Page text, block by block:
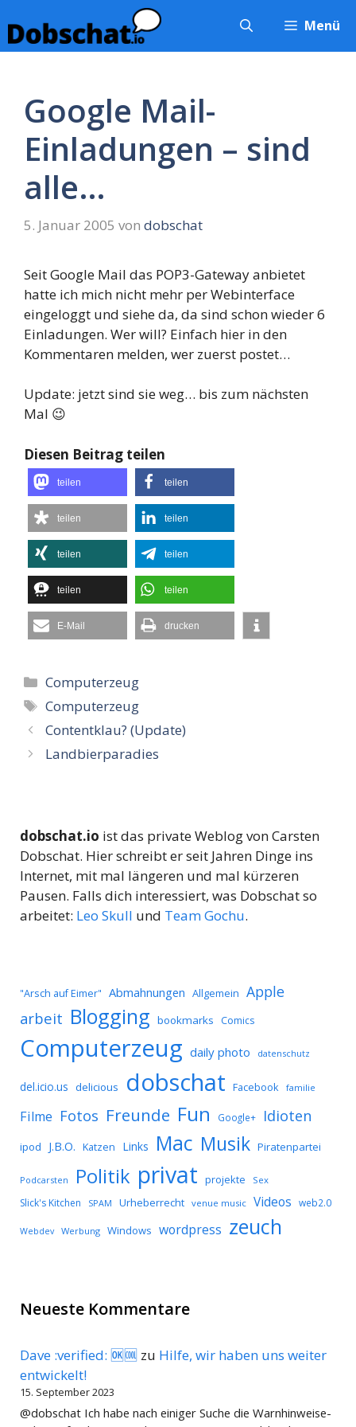
Inhalt
springen
Menü
Google Mail-
Einladungen – sind
alle…
5. Januar 2005 von dobschat
Seit Google Mail das POP3-Gateway anbietet
hatte ich mich nicht mehr per Webinterface
eingeloggt und siehe da, da sind schon wieder 6
Einladungen. Wer will? Einfach hier in den
Kommentaren melden, wer zuerst postet…
Update: jetzt sind sie weg… bis zum nächsten
Mal 😉
Diesen Beitrag teilen
teilen teilen
teilen teilen
teilen teilen
teilen teilen
E-Mail drucken
Kategorien
Computerzeug
Schlagwörter
Computerzeug
Contentklau? (Update)
Landbierparadies
dobschat.io ist das private Weblog von Carsten
Dobschat. Hier schreibt er seit Jahren Dinge ins
Internet, mit mal längeren und mal kürzeren
Pausen. Falls dich interessiert, was Dobschat so
arbeitet: Leo Skull und Team Gochu.
"Arsch auf Eimer" Abmahnungen Allgemein Apple
arbeit Blogging bookmarks Comics
Computerzeug daily photo datenschutz
del.icio.us delicious dobschat Facebook familie
Filme Fotos Freunde Fun Google+ Idioten
ipod J.B.O. Katzen Links Mac Musik Piratenpartei
Podcarsten Politik privat projekte Sex
Slick's Kitchen SPAM Urheberrecht venue music Videos web2.0
Webdev Werbung Windows wordpress zeuch
Neueste Kommentare
Dave :verified: 🆗🆒 zu Hilfe, wir haben uns weiter
entwickelt!
15. September 2023
@dobschat Ich habe nach einiger Suche die Warnhinweise-